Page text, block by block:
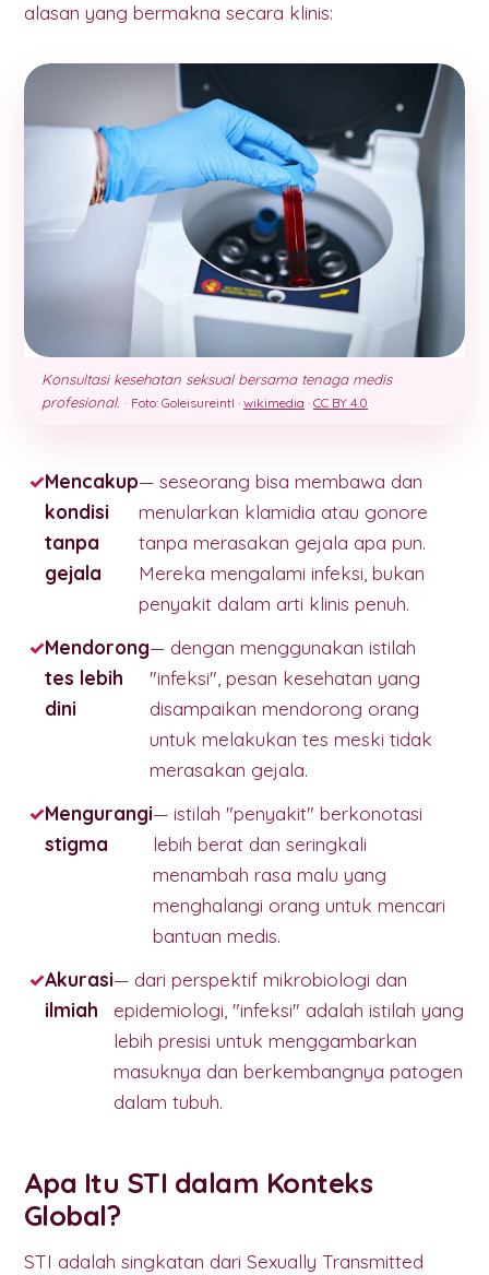
alasan yang bermakna secara klinis:
Konsultasi kesehatan seksual bersama tenaga medis
profesional. · Foto: Goleisureintl · wikimedia · CC BY 4.0
Mencakup
kondisi
tanpa
gejala
— seseorang bisa membawa dan
menularkan klamidia atau gonore
tanpa merasakan gejala apa pun.
Mereka mengalami infeksi, bukan
penyakit dalam arti klinis penuh.
Mendorong
tes lebih
dini
— dengan menggunakan istilah
"infeksi", pesan kesehatan yang
disampaikan mendorong orang
untuk melakukan tes meski tidak
merasakan gejala.
Mengurangi
stigma
— istilah "penyakit" berkonotasi
lebih berat dan seringkali
menambah rasa malu yang
menghalangi orang untuk mencari
bantuan medis.
Akurasi
ilmiah
— dari perspektif mikrobiologi dan
epidemiologi, "infeksi" adalah istilah yang
lebih presisi untuk menggambarkan
masuknya dan berkembangnya patogen
dalam tubuh.
Apa Itu STI dalam Konteks
Global?
STI adalah singkatan dari Sexually Transmitted